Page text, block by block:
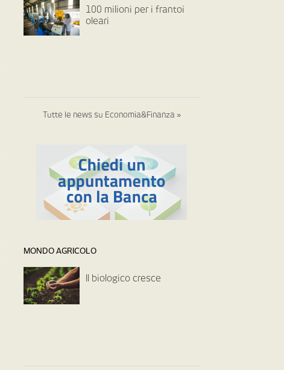
100 milioni per i frantoi
oleari
Tutte le news su Economia&Finanza »
MONDO AGRICOLO
Il biologico cresce